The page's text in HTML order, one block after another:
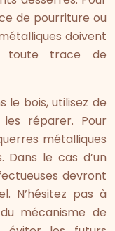
de pourriture ou
doivent
toute trace de
le bois, utilisez de
réparer. Pour
métalliques
Dans le cas d’un
devront
N’hésitez pas à
mécanisme de